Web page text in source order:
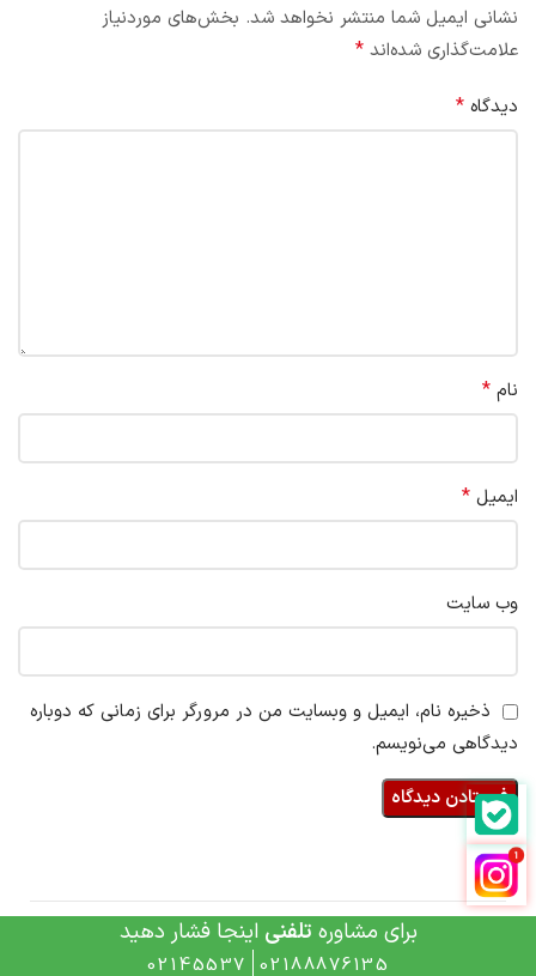
نشانی ایمیل شما منتشر نخواهد شد. بخش‌های موردنیاز
علامت‌گذاری شده‌اند *
دیدگاه *
نام *
ایمیل *
وب‌ سایت
ذخیره نام، ایمیل و وبسایت من در مرورگر برای زمانی که دوباره
دیدگاهی می‌نویسم.
برای مشاوره تلفنی اینجا فشار دهید
02145537 02188876135